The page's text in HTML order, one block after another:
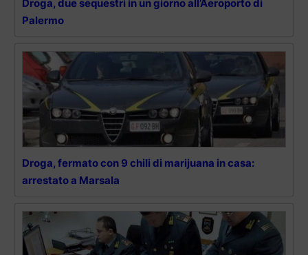
Droga, due sequestri in un giorno all’Aeroporto di
Palermo
Droga, fermato con 9 chili di marijuana in casa:
arrestato a Marsala